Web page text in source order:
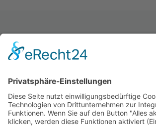
Anmeldung Newsletter
KONTAKT INFO
040-239699950
info@basquisine.com
Impressum